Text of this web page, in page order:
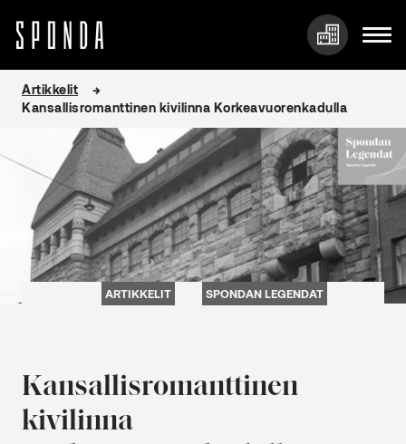
sisältöön
Artikkelit
Kansallisromanttinen kivilinna Korkeavuorenkadulla
ARTIKKELIT SPONDAN LEGENDAT
Kansallisromanttinen
kivilinna